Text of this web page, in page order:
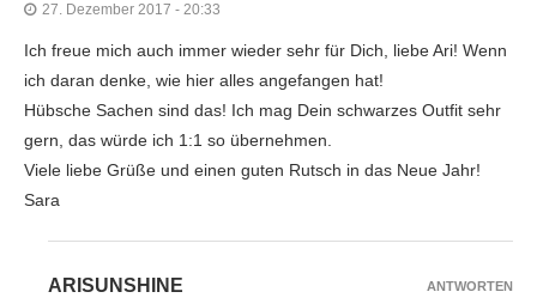
27. Dezember 2017 - 20:33
Ich freue mich auch immer wieder sehr für Dich, liebe Ari! Wenn
ich daran denke, wie hier alles angefangen hat!
Hübsche Sachen sind das! Ich mag Dein schwarzes Outfit sehr
gern, das würde ich 1:1 so übernehmen.
Viele liebe Grüße und einen guten Rutsch in das Neue Jahr!
Sara
ARISUNSHINE ANTWORTEN